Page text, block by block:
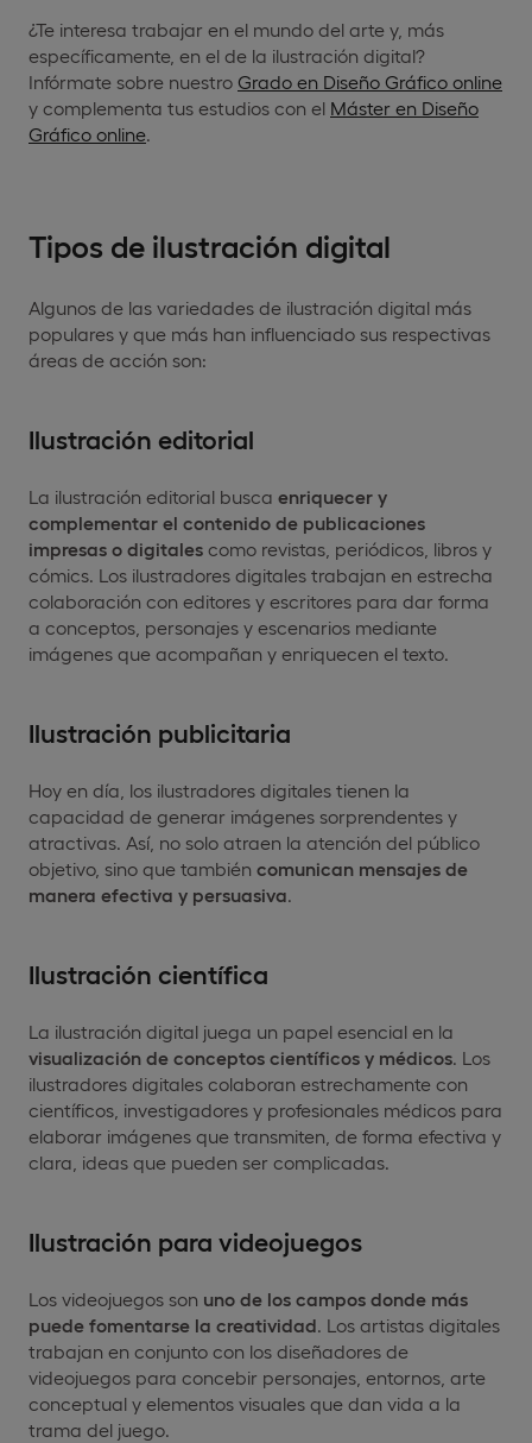
¿Te interesa trabajar en el mundo del arte y, más
específicamente, en el de la ilustración digital?
Infórmate sobre nuestro Grado en Diseño Gráfico online
y complementa tus estudios con el Máster en Diseño
Gráfico online
Tipos de ilustración digital
Algunos de las variedades de ilustración digital más
populares y que más han influenciado sus respectivas
áreas de acción son:
Ilustración editorial
La ilustración editorial busca enriquecer y
complementar el contenido de publicaciones
impresas o digitales como revistas, periódicos, libros y
cómics. Los ilustradores digitales trabajan en estrecha
colaboración con editores y escritores para dar forma
a conceptos, personajes y escenarios mediante
imágenes que acompañan y enriquecen el texto.
Ilustración publicitaria
Hoy en día, los ilustradores digitales tienen la
capacidad de generar imágenes sorprendentes y
atractivas. Así, no solo atraen la atención del público
objetivo, sino que también comunican mensajes de
manera efectiva y persuasiva
Ilustración científica
La ilustración digital juega un papel esencial en la
visualización de conceptos científicos y médicos . Los
ilustradores digitales colaboran estrechamente con
científicos, investigadores y profesionales médicos para
elaborar imágenes que transmiten, de forma efectiva y
clara, ideas que pueden ser complicadas.
Ilustración para videojuegos
Los videojuegos son uno de los campos donde más
puede fomentarse la creatividad . Los artistas digitales
trabajan en conjunto con los diseñadores de
videojuegos para concebir personajes, entornos, arte
conceptual y elementos visuales que dan vida a la
trama del juego.